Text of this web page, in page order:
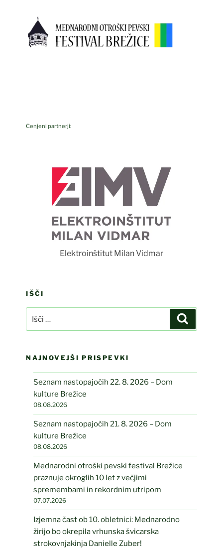
Cenjeni partnerji:
Elektroinštitut Milan Vidmar
IŠČI
NAJNOVEJŠI PRISPEVKI
Seznam nastopajočih 22. 8. 2026 – Dom
kulture Brežice
08.08.2026
Seznam nastopajočih 21. 8. 2026 – Dom
kulture Brežice
08.08.2026
Mednarodni otroški pevski festival Brežice
praznuje okroglih 10 let z večjimi
spremembami in rekordnim utripom
07.07.2026
Izjemna čast ob 10. obletnici: Mednarodno
žirijo bo okrepila vrhunska švicarska
strokovnjakinja Danielle Zuber!